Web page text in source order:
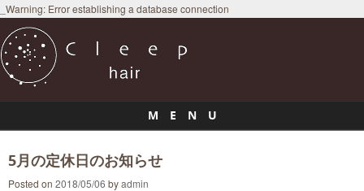
_Warning: Error establishing a database connection
M E N U
5月の定休日のお知らせ
Posted on 2018/05/06 byadmin